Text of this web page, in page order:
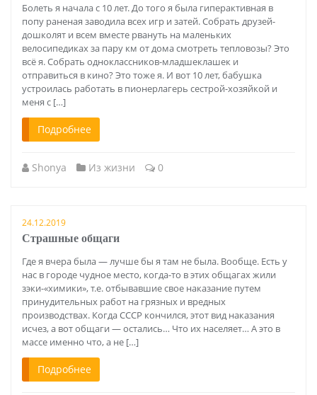
Болеть я начала с 10 лет. До того я была гиперактивная в
попу раненая заводила всех игр и затей. Собрать друзей-
дошколят и всем вместе рвануть на маленьких
велосипедиках за пару км от дома смотреть тепловозы? Это
всё я. Собрать одноклассников-младшеклашек и
отправиться в кино? Это тоже я. И вот 10 лет, бабушка
устроилась работать в пионерлагерь сестрой-хозяйкой и
меня с […]
Подробнее
Shonya Из жизни 0
24.12.2019
Страшные общаги
Где я вчера была — лучше бы я там не была. Вообще. Есть у
нас в городе чудное место, когда-то в этих общагах жили
зэки-«химики», т.е. отбывавшие свое наказание путем
принудительных работ на грязных и вредных
производствах. Когда СССР кончился, этот вид наказания
исчез, а вот общаги — остались… Что их населяет… А это в
массе именно что, а не […]
Подробнее